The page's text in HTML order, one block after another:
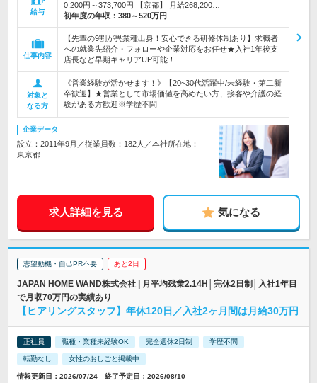
給与
0,200円～373,700円 【京都】 月給268,200…
初年度の年収： 380～520万円
仕事内容
【先輩の9割が異業種出身！安心できる研修体制あり】求職者
への就業先紹介・フォローや企業対応をお任せ★入社1年後支
店長など早期キャリアUP可能！
対象と
なる方
《営業経験が活かせます！》【20~30代活躍中/未経験・第二新
卒歓迎】★営業として市場価値を高めたい方、接客や介護の経
験がある方歓迎※学歴不問
企業データ
設立：2011年9月／従業員数：182人／本社所在地：
東京都
求人詳細を見る 気になる
志望動機・自己PR不要 あと2日
JAPAN HOME WAND株式会社 | 月平均残業2.14H│完休2日制│入社1年目
で月収70万円の実績あり
【ヒアリングスタッフ】年休120日／入社2ヶ月間は月給30万円
正社員 職種・業種未経験OK 完全週休2日制 学歴不問
転勤なし 女性のおしごと掲載中
情報更新日：2026/07/24 終了予定日：2026/08/10